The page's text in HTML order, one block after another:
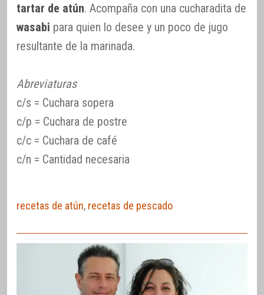
tartar de atún. Acompaña con una cucharadita de
wasabi para quien lo desee y un poco de jugo
resultante de la marinada.
Abreviaturas
c/s = Cuchara sopera
c/p = Cuchara de postre
c/c = Cuchara de café
c/n = Cantidad necesaria
recetas de atún, recetas de pescado